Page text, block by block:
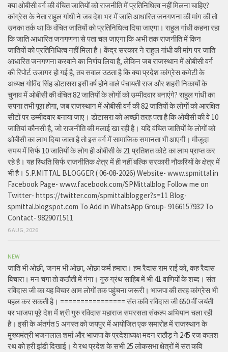
क्या ओबीसी वर्ग की वंचित जातियों को राजनीति में प्रतिनिधित्व नहीं मिलना चाहिए?
कांग्रेस के नेता राहुल गांधी ने जब देश भर में जाति आधारित जनगणना की मांग की तो
उनका तर्क था कि वंचित जातियों को प्रतिनिधित्व दिया जाएगा। राहुल गांधी कहना रहा
कि जाति आधारित जनगणना से पता चल जाएगा कि अभी तक राजनीति में किन
जातियों को प्रतिनिधित्व नहीं मिला है। केंद्र सरकार ने राहुल गांधी की मांग पर जाति
आधारित जनगणना करवाने का निर्णय लिया है, लेकिन जब राजस्थान में ओबीसी वर्ग
की रिपोर्ट उजागर हो गई है, तब सवाल उठता है कि क्या प्रदेश कांग्रेस कमेटी के
अध्यक्ष गोविंद सिंह डोटासरा इसी वर्ष होने वाले पंचायती राज और शहरी निकायों के
चुनाव में ओबीसी की वंचित 82 जातियों के लोगों को उम्मीदवार बनाएंगे? राहुल गांधी का
सपना तभी पूरा होगा, जब राजस्थान में ओबीसी वर्ग की 82 जातियों के लोगों को आरक्षित
सीटों पर उम्मीदवार बनाया जाए। डोटासरा को अच्छी तरह पता है कि ओबीसी की वे 10
जातियां कौनसी है, जो राजनीति की मलाई खा रही है। यदि वंचित जातियों के लोगों को
ओबीसी का लाभ दिया जाता है तो इस वर्ग में सामाजिक समानता भी आएगी। मौजूदा
समय में सिर्फ 10 जातियों के लोग ही ओबीसी के 21 प्रतिशत कोटे का लाभ प्राप्त कर
रहे है। यह स्थिति सिर्फ राजनीतिक क्षेत्र में ही नहीं बल्कि सरकारी नौकरियों के क्षेत्र में
भी है। S.P.MITTAL BLOGGER ( 06-08-2026) Website- www.spmittal.in
Facebook Page- www.facebook.com/SPMittalblog Follow me on
Twitter- https://twitter.com/spmittalblogger?s=11 Blog-
spmittal.blogspot.com To Add in WhatsApp Group- 9166157932 To
Contact- 9829071511
6 AUG, 2026
NEW
जाति भी ओछी, जनम भी ओछा, ओछा कर्म हमारा। हम रैदास राम राई को, कह रैदास
बिचारा। मन चंगा तो कठौती में गंगा। गुरु ग्रंथ साहिब में भी 41 वाणियों के शब्द। संत
रविदास जी का यह विचार आम लोगों तक पहुंचना जरूरी। भाजपा की तरह कांग्रेस भी
पहल कर सकती है। ================ संत कवि रविदास जी 650 वीं जयंती
पर भाजपा पूरे देश में श्री गुरु रविदास महाराज समरसता संकल्प अभियान चला रही
है। इसी के अंतर्गत 5 अगस्त को जयपुर में आयोजित एक समारोह में राजस्थान के
मुख्यमंत्री भजनलाल शर्मा और भाजपा के प्रदेशाध्यक्ष मदन राठौड़ ने 245 रज कलश
रथ को हरी झंडी दिखाई। ये रथ प्रदेश के सभी 25 लोकसभा क्षेत्रों में संत कवि